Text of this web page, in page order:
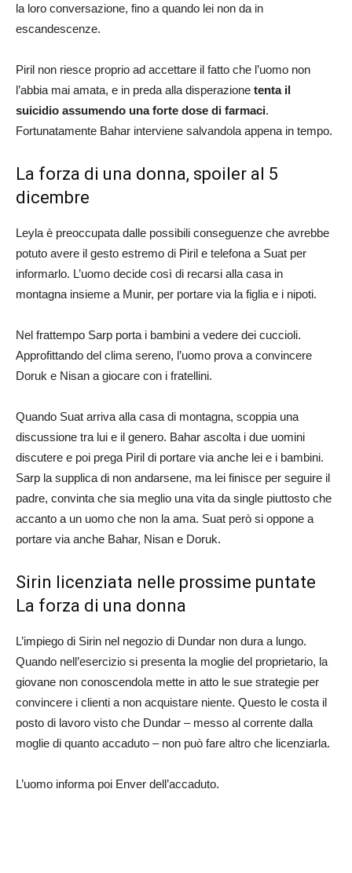
la loro conversazione, fino a quando lei non da in
escandescenze.
Piril non riesce proprio ad accettare il fatto che l’uomo non
l’abbia mai amata, e in preda alla disperazione tenta il
suicidio assumendo una forte dose di farmaci.
Fortunatamente Bahar interviene salvandola appena in tempo.
La forza di una donna, spoiler al 5
dicembre
Leyla è preoccupata dalle possibili conseguenze che avrebbe
potuto avere il gesto estremo di Piril e telefona a Suat per
informarlo. L’uomo decide così di recarsi alla casa in
montagna insieme a Munir, per portare via la figlia e i nipoti.
Nel frattempo Sarp porta i bambini a vedere dei cuccioli.
Approfittando del clima sereno, l’uomo prova a convincere
Doruk e Nisan a giocare con i fratellini.
Quando Suat arriva alla casa di montagna, scoppia una
discussione tra lui e il genero. Bahar ascolta i due uomini
discutere e poi prega Piril di portare via anche lei e i bambini.
Sarp la supplica di non andarsene, ma lei finisce per seguire il
padre, convinta che sia meglio una vita da single piuttosto che
accanto a un uomo che non la ama. Suat però si oppone a
portare via anche Bahar, Nisan e Doruk.
Sirin licenziata nelle prossime puntate
La forza di una donna
L’impiego di Sirin nel negozio di Dundar non dura a lungo.
Quando nell’esercizio si presenta la moglie del proprietario, la
giovane non conoscendola mette in atto le sue strategie per
convincere i clienti a non acquistare niente. Questo le costa il
posto di lavoro visto che Dundar – messo al corrente dalla
moglie di quanto accaduto – non può fare altro che licenziarla.
L’uomo informa poi Enver dell’accaduto.